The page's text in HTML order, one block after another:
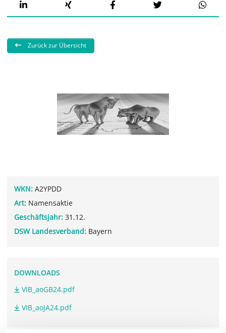
Zurück zur Übersicht
WKN: A2YPDD
Art: Namensaktie
Geschäftsjahr: 31.12.
DSW Landesverband: Bayern
DOWNLOADS
VIB_aoGB24.pdf
VIB_aoJA24.pdf